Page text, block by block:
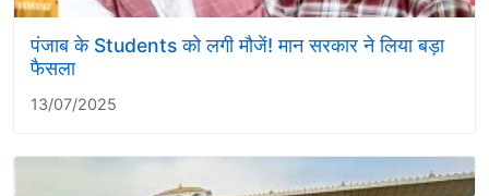
पंजाब के Students को लगी मौजें! मान सरकार ने लिया बड़ा
फैसला
13/07/2025